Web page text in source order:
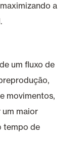
a
um fluxo de
movimentos,
maior
tempo de